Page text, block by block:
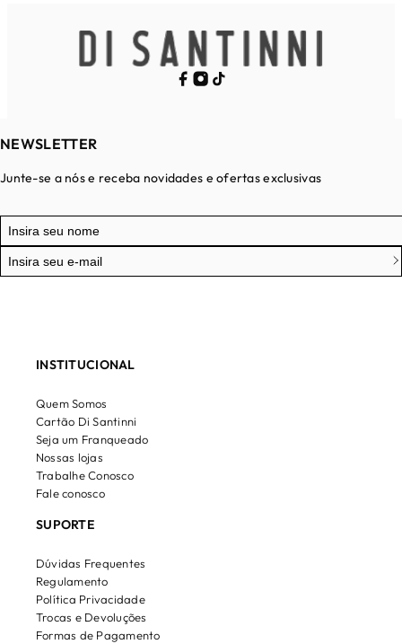
NEWSLETTER
Junte-se a nós e receba novidades e ofertas exclusivas
INSTITUCIONAL
Quem Somos
Cartão Di Santinni
Seja um Franqueado
Nossas lojas
Trabalhe Conosco
Fale conosco
SUPORTE
Dúvidas Frequentes
Regulamento
Política Privacidade
Trocas e Devoluções
Formas de Pagamento